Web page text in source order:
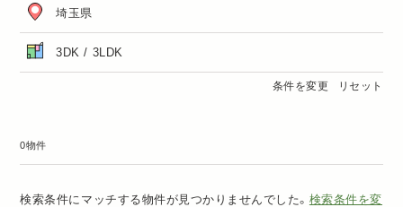
埼玉県
3DK / 3LDK
条件を変更 リセット
0物件
検索条件にマッチする物件が見つかりませんでした。 検索条件を変